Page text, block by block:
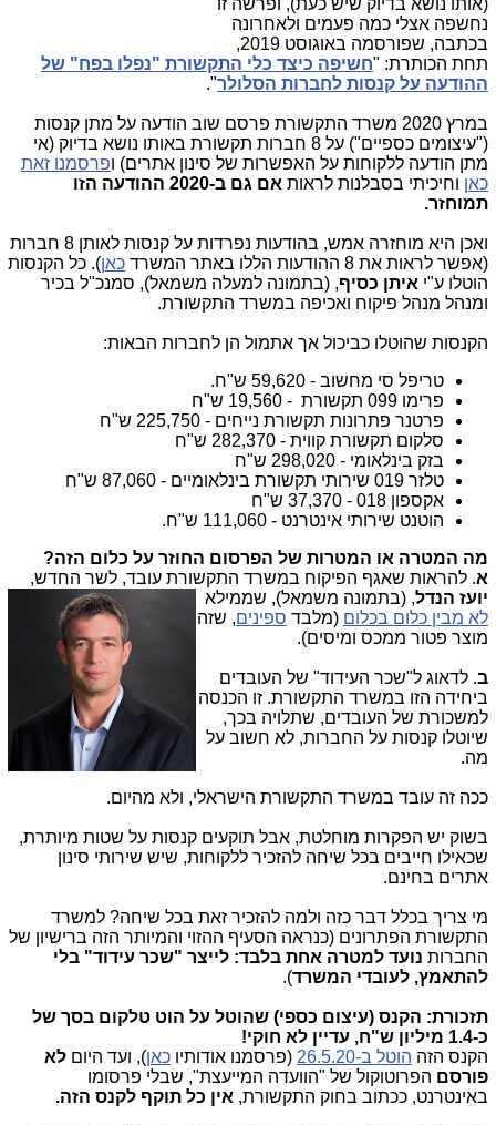
(אותו נושא בדיוק שיש כעת), ופרשה זו
נחשפה אצלי כמה פעמים ולאחרונה
בכתבה, שפורסמה באוגוסט 2019,
תחת הכותרת: "חשיפה כיצד כלי התקשורת "נפלו בפח" של
ההודעה על קנסות לחברות הסלולר".
במרץ 2020 משרד התקשורת פרסם שוב הודעה על מתן קנסות
("עיצומים כספיים") על 8 חברות תקשורת באותו נושא בדיוק (אי
מתן הודעה ללקוחות על האפשרות של סינון אתרים) ופרסמנו זאת
כאן וחיכיתי בסבלנות לראות
אם גם ב-2020 ההודעה הזו
תמוחזר.
ואכן היא מוחזרה אמש, בהודעות נפרדות על קנסות לאותן 8 חברות
(אפשר לראות את 8 ההודעות הללו באתר המשרד
כאן). כל הקנסות
הוטלו ע"י איתן כסיף, (בתמונה למעלה משמאל), סמנכ"ל בכיר
ומנהל מנהל פיקוח ואכיפה במשרד התקשורת.
הקנסות שהוטלו כביכול אך אתמול הן לחברות הבאות:
טריפל סי מחשוב - 59,620 ש"ח.
פרימו 099 תקשורת - 19,560 ש"ח
פרטנר פתרונות תקשורת נייחים - 225,750 ש"ח
סלקום תקשורת קווית - 282,370 ש"ח
בזק בינלאומי - 298,020 ש"ח
טלזר 019 שירותי תקשורת בינלאומיים - 87,060 ש"ח
אקספון 018 - 37,370 ש"ח
הוטנט שירותי אינטרנט - 111,060 ש"ח.
מה המטרה או המטרות של הפרסום החוזר על כלום הזה?
א. להראות שאגף הפיקוח במשרד התקשורת עובד, לשר החדש,
יועז הנדל, (בתמונה משמאל), שממילא
לא מבין כלום בכלום (מלבד ספינים, שזה
מוצר פטור ממכס ומיסים).
ב. לדאוג ל"שכר העידוד" של העובדים
ביחידה הזו במשרד התקשורת. זו הכנסה
למשכורת של העובדים, שתלויה בכך,
שיוטלו קנסות על החברות, לא חשוב על
מה.
ככה זה עובד במשרד התקשורת הישראלי, ולא מהיום.
בשוק יש הפקרות מוחלטת, אבל תוקעים קנסות על שטות מיותרת,
שכאילו חייבים בכל שיחה להזכיר ללקוחות, שיש שירותי סינון
אתרים בחינם.
מי צריך בכלל דבר כזה ולמה להזכיר זאת בכל שיחה? למשרד
התקשורת הפתרונים (כנראה הסעיף ההזוי והמיותר הזה ברישיון של
החברות נועד למטרה אחת בלבד: לייצר "שכר עידוד" בלי
להתאמץ, לעובדי המשרד).
תזכורת: הקנס (עיצום כספי) שהוטל על הוט טלקום בסך של
כ-1.4 מיליון ש"ח, עדיין לא חוקי!
הקנס הזה הוטל ב-26.5.20 (פרסמנו אודותיו כאן), ועד היום לא
פורסם הפרוטוקול של "הוועדה המייעצת", שבלי פרסומו
באינטרנט, ככתוב בחוק התקשורת, אין כל תוקף לקנס הזה.